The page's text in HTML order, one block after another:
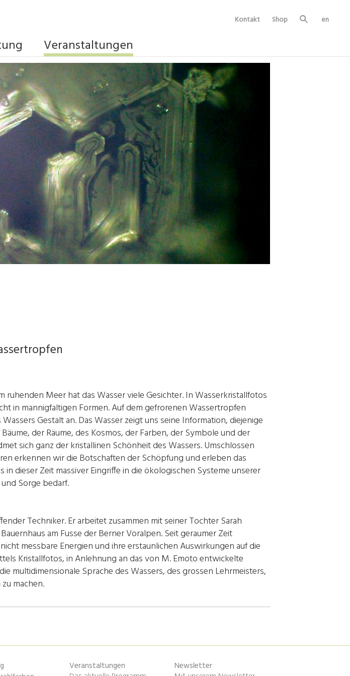
Kontakt Shop
Su
en
Veranstaltungen
ruhenden Meer hat das Wasser viele Gesichter. In Wasserkristallfotos
in mannigfaltigen Formen. Auf dem gefrorenen Wassertropfen
Gestalt an. Das Wasser zeigt uns seine Information, diejenige
der Räume, des Kosmos, der Farben, der Symbole und der
sich ganz der kristallinen Schönheit des Wassers. Umschlossen
erkennen wir die Botschaften der Schöpfung und erleben das
in dieser Zeit massiver Eingriffe in die ökologischen Systeme unserer
Sorge bedarf.
Techniker. Er arbeitet zusammen mit seiner Tochter Sarah
am Fusse der Berner Voralpen. Seit geraumer Zeit
messbare Energien und ihre erstaunlichen Auswirkungen auf die
Kristallfotos, in Anlehnung an das von M. Emoto entwickelte
multidimensionale Sprache des Wassers, des grossen Lehrmeisters,
machen.
Veranstaltungen
Newsletter